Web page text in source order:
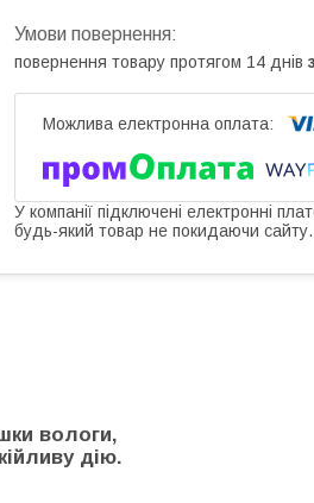
повернення товару протягом 14 днів
У компанії підключені електронні
будь-який товар не покидаючи сайту.
вологи,
дію.